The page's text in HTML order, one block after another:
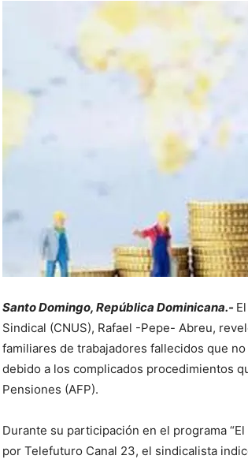
Santo Domingo, República Dominicana.-
Sindical (CNUS), Rafael -Pepe- Abreu,
familiares de trabajadores fallecidos que
debido a los complicados procedimientos
Pensiones (AFP).
Durante su participación en el programa
por Telefuturo Canal 23, el sindicalista